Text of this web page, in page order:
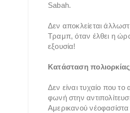
Sabah.
Δεν αποκλείεται
Τραμπ, όταν έλθει η
εξουσία!
Κατάσταση
Δεν είναι τυχαίο που
φωνή στην
Αμερικανού